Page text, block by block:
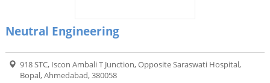
Neutral Engineering
918 STC, Iscon Ambali T Junction, Opposite Saraswati Hospital,
Bopal, Ahmedabad, 380058